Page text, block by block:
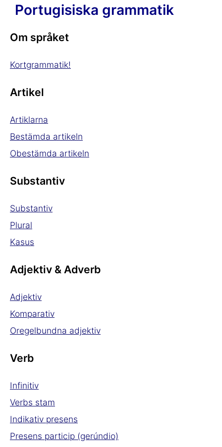
Portugisiska grammatik
Om språket
Kortgrammatik!
Artikel
Artiklarna
Bestämda artikeln
Obestämda artikeln
Substantiv
Substantiv
Plural
Kasus
Adjektiv & Adverb
Adjektiv
Komparativ
Oregelbundna adjektiv
Verb
Infinitiv
Verbs stam
Indikativ presens
Presens particip (gerúndio)